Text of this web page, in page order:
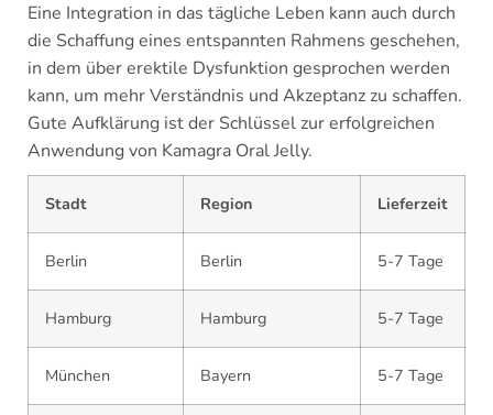
Eine Integration in das tägliche Leben kann auch durch
die Schaffung eines entspannten Rahmens geschehen,
in dem über erektile Dysfunktion gesprochen werden
kann, um mehr Verständnis und Akzeptanz zu schaffen.
Gute Aufklärung ist der Schlüssel zur erfolgreichen
Anwendung von Kamagra Oral Jelly.
Stadt Region Lieferzeit
Berlin Berlin 5-7 Tage
Hamburg Hamburg 5-7 Tage
München Bayern 5-7 Tage